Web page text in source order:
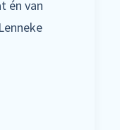
én van